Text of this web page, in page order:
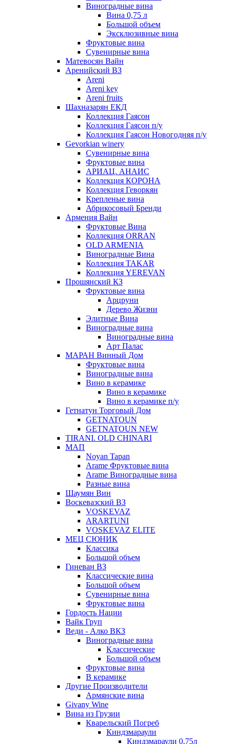
Виноградные вина
Вина 0,75 л
Большой объем
Эксклюзивные вина
Фруктовые вина
Cувенирные вина
Матевосян Вайн
Аренийский ВЗ
Areni
Areni key
Areni fruits
Шахназарян ЕКД
Коллекция Гаясон
Коллекция Гаясон п/у
Коллекция Гаясон Новогодняя п/у
Gevorkian winery
Сувенирные вина
Фруктовые вина
АРИАЦ. АНАИС
Коллекция КОРОНА
Коллекция Геворкян
Крепленые вина
Абрикосовый Бренди
Армения Вайн
Фруктовые Вина
Коллекция ORRAN
OLD ARMENIA
Виноградные Вина
Коллекция TAKAR
Коллекция YEREVAN
Прошянский КЗ
Фруктовые вина
Арцруни
Дерево Жизни
Элитные Вина
Виноградные вина
Виноградные вина
Арт Палас
МАРАН Винный Дом
Фруктовые вина
Виноградные вина
Вино в керамике
Вино в керамике
Вино в керамике п/у
Гетнатун Торговый Дом
GETNATOUN
GETNATOUN NEW
TIRANI. OLD CHINARI
МАП
Noyan Tapan
Arame Фруктовые вина
Arame Виноградные вина
Разные вина
Шаумян Вин
Воскевазский ВЗ
VOSKEVAZ
ARARTUNI
VOSKEVAZ ELITE
МЕЦ СЮНИК
Классика
Большой объем
Гиневан ВЗ
Классические вина
Большой объем
Сувенирные вина
Фруктовые вина
Гордость Нации
Вайк Груп
Веди - Алко ВКЗ
Виноградные вина
Классические
Большой объем
Фруктовые вина
В керамике
Другие Производители
Армянские вина
Givany Wine
Вина из Грузии
Кварельский Погреб
Киндзмараули
Киндзмараули 0,75л